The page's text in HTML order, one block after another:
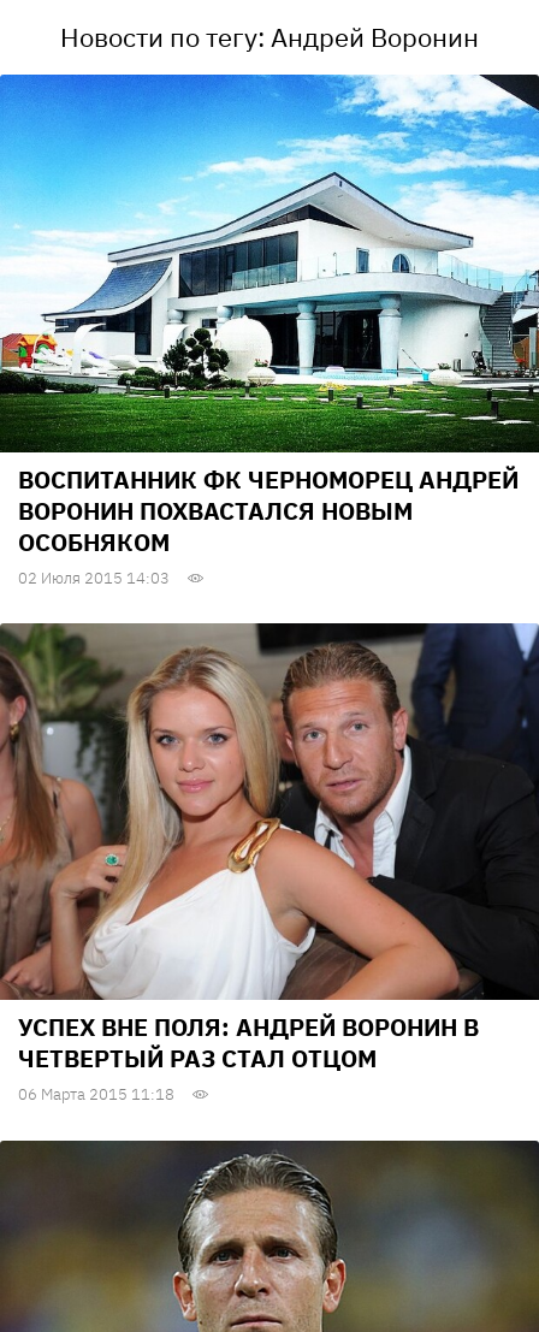
Новости по тегу: Андрей Воронин
ВОСПИТАННИК ФК ЧЕРНОМОРЕЦ АНДРЕЙ
ВОРОНИН ПОХВАСТАЛСЯ НОВЫМ
ОСОБНЯКОМ
02 Июля 2015 14:03
УСПЕХ ВНЕ ПОЛЯ: АНДРЕЙ ВОРОНИН В
ЧЕТВЕРТЫЙ РАЗ СТАЛ ОТЦОМ
06 Марта 2015 11:18